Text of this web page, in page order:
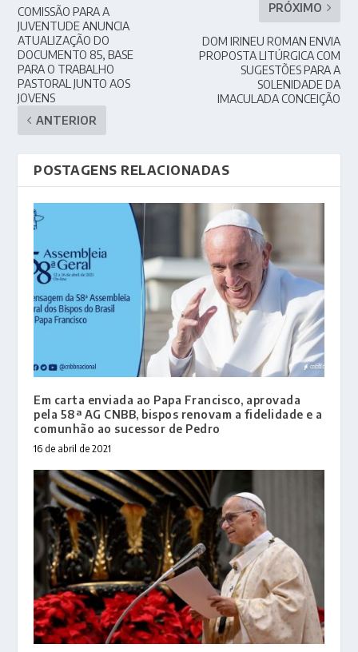
COMISSÃO PARA A
JUVENTUDE ANUNCIA
ATUALIZAÇÃO DO
DOCUMENTO 85, BASE
PARA O TRABALHO
PASTORAL JUNTO AOS
JOVENS
ANTERIOR
PRÓXIMO
DOM IRINEU ROMAN ENVIA
PROPOSTA LITÚRGICA COM
SUGESTÕES PARA A
SOLENIDADE DA
IMACULADA CONCEIÇÃO
POSTAGENS RELACIONADAS
Em carta enviada ao Papa Francisco, aprovada
pela 58ª AG CNBB, bispos renovam a fidelidade e a
comunhão ao sucessor de Pedro
16 de abril de 2021